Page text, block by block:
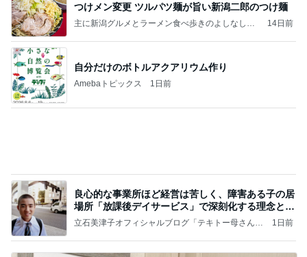
つけメン変更 ツルパツ麺が旨い新潟二郎のつけ麺
主に新潟グルメとラーメン食べ歩きのよしなしご
14日前
自分だけのボトルアクアリウム作り
Amebaトピックス 1日前
良心的な事業所ほど経営は苦しく、障害ある子の居
場所「放課後デイサービス」で深刻化する理念と現
実の
立石美津子オフィシャルブログ「テキトー母さんの
1日前